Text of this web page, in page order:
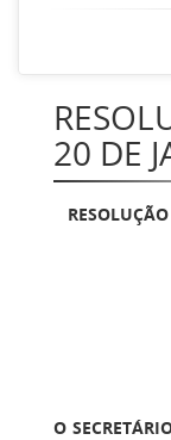
20 DE
O